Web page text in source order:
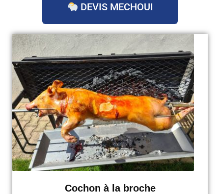
DEVIS MECHOUI
Cochon à la broche